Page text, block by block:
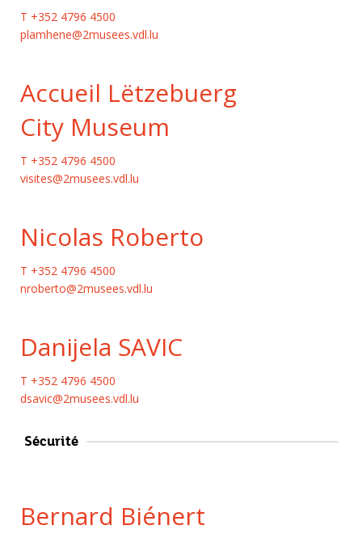
T +352 4796 4500
plamhene@2musees.vdl.lu
Accueil Lëtzebuerg
City Museum
T +352 4796 4500
visites@2musees.vdl.lu
Nicolas Roberto
T +352 4796 4500
nroberto@2musees.vdl.lu
Danijela SAVIC
T +352 4796 4500
dsavic@2musees.vdl.lu
Sécurité
Bernard Biénert